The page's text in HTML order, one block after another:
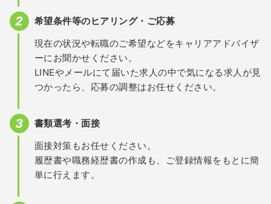
希望条件等のヒアリング・ご応募
現在の状況や転職のご希望などをキャリアアドバイザ
ーにお聞かせください。
LINEやメールにて届いた求人の中で気になる求人が見
つかったら、応募の調整はお任せください。
書類選考・面接
面接対策もお任せください。
履歴書や職務経歴書の作成も、ご登録情報をもとに簡
単に行えます。